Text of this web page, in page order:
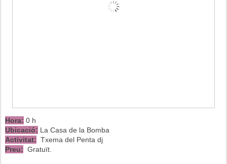
Hora: 0 h
Ubicació: La Casa de la Bomba
Activitat: Txema del Penta dj
Preu: Gratuït.